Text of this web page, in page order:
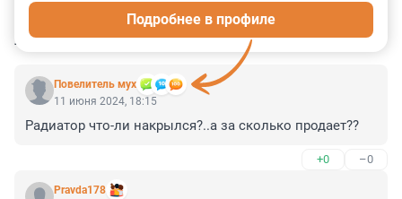
КОММЕНТАРИИ 3
Повелитель мух
Подробнее в профиле
11 июня 2024, 18:15
Радиатор что-ли накрылся?..а за сколько продает??
+0 –0
Pravda178